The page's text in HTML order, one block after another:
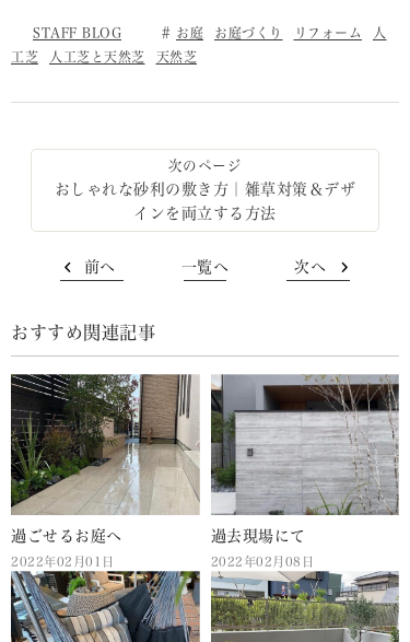
STAFF BLOG お庭 お庭づくり リフォーム
人
工芝
人工芝と天然芝 天然芝
おしゃれな砂利の敷き方｜雑草対策＆デザ
インを両立する方法
前へ 一覧へ 次へ
おすすめ関連記事
過ごせるお庭へ
2022年02月01日
過去現場にて
2022年02月08日